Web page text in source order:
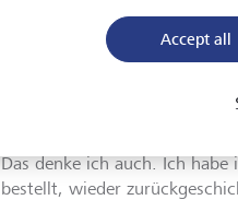
n diesen Corona-Zeiten
Rate an Fehlkäufen
Das denke ich auch. Ich
bestellt, wieder
Accept all